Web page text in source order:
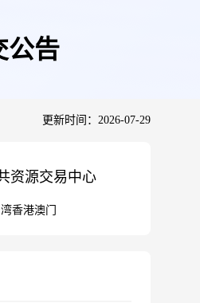
公告
更新时间：2026-07-29
资源交易中心
香港澳门